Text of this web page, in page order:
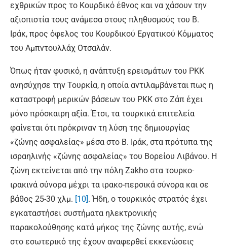
εχθρικών προς το Κουρδικό έθνος και να χάσουν την
αξιοπιστία τους ανάμεσα στους πληθυσμούς του Β.
Ιράκ, προς όφελος του Κουρδικού Εργατικού Κόμματος
του Αμπντουλλάχ Οτσαλάν.
Όπως ήταν φυσικό, η ανάπτυξη ερεισμάτων του PKK
ανησύχησε την Τουρκία, η οποία αντιλαμβάνεται πως η
καταστροφή μερικών βάσεων του PKK στο Ζάπ έχει
μόνο πρόσκαιρη αξία. Έτσι, τα τουρκικά επιτελεία
φαίνεται ότι πρόκριναν τη λύση της δημιουργίας
«ζώνης ασφαλείας» μέσα στο Β. Ιράκ, στα πρότυπα της
ισραηλινής «ζώνης ασφαλείας» του Βορείου Λιβάνου. Η
ζώνη εκτείνεται από την πόλη Zakho στα τουρκο-
ιρακινά σύνορα μέχρι τα ιρακο-περσικά σύνορα και σε
βάθος 25-30 χλμ. [10]. Ήδη, ο τουρκικός στρατός έχει
εγκαταστήσει συστήματα ηλεκτρονικής
παρακολούθησης κατά μήκος της ζώνης αυτής, ενώ
στο εσωτερικό της έχουν αναφερθεί εκκενώσεις